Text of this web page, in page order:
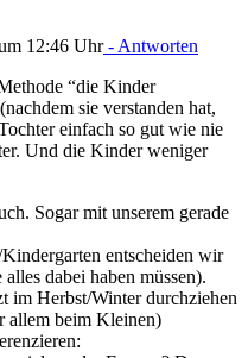
12:46 Uhr- Antworten
“die Kinder
sie verstanden hat,
einfach so gut wie nie
Und die Kinder weniger
Sogar mit unserem gerade
entscheiden wir
dabei haben müssen).
im Herbst/Winter durchziehen
allem beim Kleinen)